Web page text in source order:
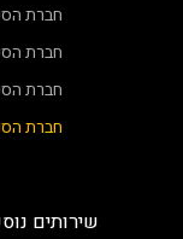
חברת
חברת
חברת
חברת
שירותים